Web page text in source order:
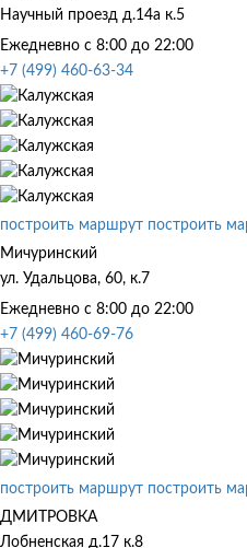
Научный проезд д.14а к.5
Ежедневно с 8:00 до 22:00
+7 (499) 460-63-34
построить маршрут построить
Мичуринский
ул. Удальцова, 60, к.7
Ежедневно с 8:00 до 22:00
+7 (499) 460-69-76
построить маршрут построить
ДМИТРОВКА
Лобненская д.17 к.8